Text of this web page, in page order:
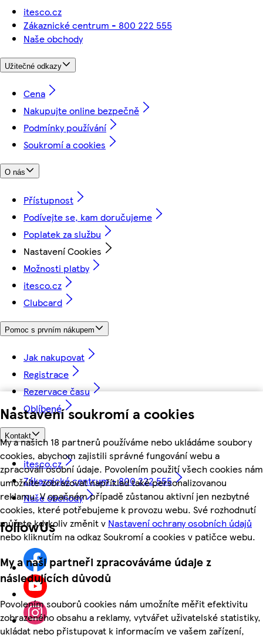
Nastavení soukromí a cookies
My a našich 18 partnerů používáme nebo ukládáme soubory
cookies, abychom zajistili správné fungování webu a
zpracovali osobní údaje. Povolením použití všech cookies nám
umožníte zobrazovat například také personalizovanou
reklamu. V opačném případě zůstanou aktivní jen nezbytné
cookies, které potřebujeme k provozu webu. Své rozhodnutí
můžete kdykoliv změnit v Nastavení ochrany osobních údajů
nebo kliknutím na odkaz Soukromí a cookies v patičce webu.
My a naši partneři zpracováváme údaje z
následujících důvodů
Povolením souborů cookies nám umožníte měřit efektivitu
zobrazeného obsahu a reklamy, vytvářet uživatelské statistiky,
ukládat nebo přistupovat k informacím ve vašem zařízení,
itesco.cz
Zákaznické centrum - 800 222 555
Naše obchody
Užitečné odkazy
Cena
Nakupujte online bezpečně
Podmínky používání
Soukromí a cookies
O nás
Přístupnost
Podívejte se, kam doručujeme
Poplatek za službu
Nastavení Cookies
Možnosti platby
itesco.cz
Clubcard
Pomoc s prvním nákupem
Jak nakupovat
Registrace
Rezervace času
Oblíbené
Kontakt
itesco.cz
Zákaznické centrum - 800 222 555
Naše obchody
followUs